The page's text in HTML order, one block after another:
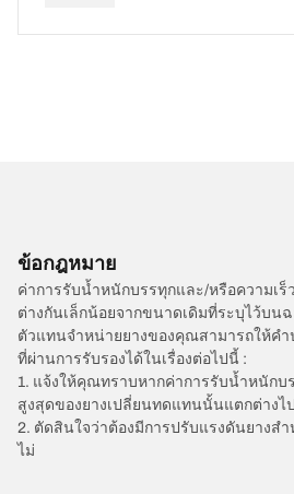
ข้อกฎหมาย
ค่าการรับน้ำหนักบรรทุกและ/หรือความเ
ต่างกันเล็กน้อยจากขนาดเดิมที่ระบุไว้บน
ตัวแทนจำหน่ายยางของคุณสามารถให้ค
ที่ผ่านการรับรองได้ในเรื่องต่อไปนี้ :
1. แจ้งให้คุณทราบหากค่าการรับน้ำหนักบ
สูงสุดของยางเปลี่ยนทดแทนนั้นแตกต่างไ
2. ตัดสินใจว่าต้องมีการปรับแรงดันยางส
ไม่